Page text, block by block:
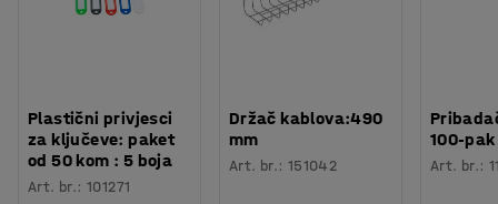
Plastični privjesci
za ključeve: paket
od 50 kom : 5 boja
Art. br.:101271
Držač kablova:490
mm
Art. br.: 151042
100-pak
Art. br.: